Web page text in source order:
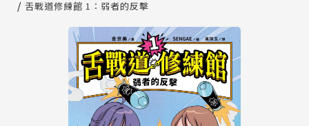
請圖文教學
【公告】琅琅書店服務升級重要說明及資產合併結果
【公告】因 Readmoo 讀墨系統維護中，本站同步暫
停部分閱讀服務
舌戰道修練館 1：弱者的反擊